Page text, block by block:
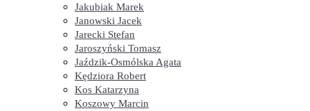
Jakubiak Marek
Janowski Jacek
Jarecki Stefan
Jaroszyński Tomasz
Jaździk-Osmólska Agata
Kędziora Robert
Kos Katarzyna
Koszowy Marcin